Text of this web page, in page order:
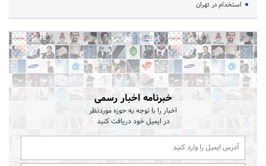
استخدام در تهران
خبرنامه اخبار رسمی
اخبار را با توجه به حوزه موردنظر
در ایمیل خود دریافت کنید